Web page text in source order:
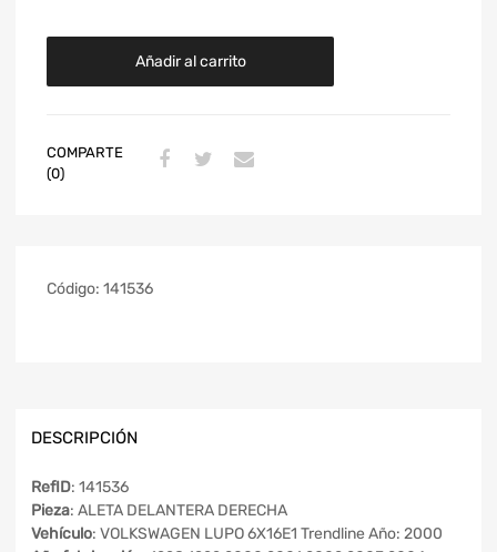
Añadir al carrito
COMPARTE
(0)
Código: 141536
DESCRIPCIÓN
RefID: 141536
Pieza: ALETA DELANTERA DERECHA
Vehículo: VOLKSWAGEN LUPO 6X16E1 Trendline Año: 2000